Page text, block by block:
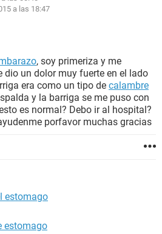
a las 18:47
, soy primeriza y me
dio un dolor muy fuerte en el lado
era como un tipo de calambre
y la barriga se me puso con
es normal? Debo ir al hospital?
porfavor muchas gracias
estomago
estomago